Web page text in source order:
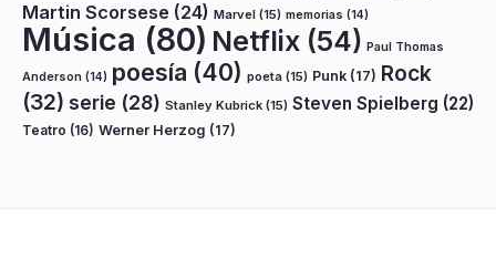
Martin Scorsese (24) Marvel (15) memorias (14)
Música (80) Netflix (54) Paul Thomas
Anderson (14) poesía (40) poeta (15) Punk (17) Rock
(32) serie (28) Stanley Kubrick (15) Steven Spielberg (22)
Teatro (16) Werner Herzog (17)